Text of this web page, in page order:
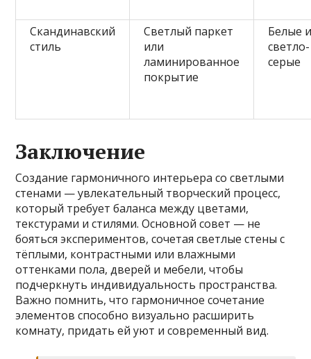
Скандинавский
стиль
Светлый паркет
или
ламинированное
покрытие
Белые
светло-
серые
Заключение
Создание гармоничного интерьера со светлыми
стенами — увлекательный творческий процесс,
который требует баланса между цветами,
текстурами и стилями. Основной совет — не
бояться экспериментов, сочетая светлые стены с
тёплыми, контрастными или влажными
оттенками пола, дверей и мебели, чтобы
подчеркнуть индивидуальность пространства.
Важно помнить, что гармоничное сочетание
элементов способно визуально расширить
комнату, придать ей уют и современный вид.